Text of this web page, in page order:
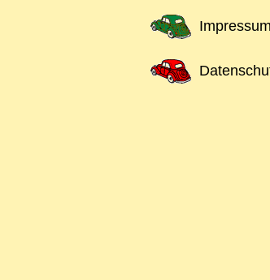
Impressum